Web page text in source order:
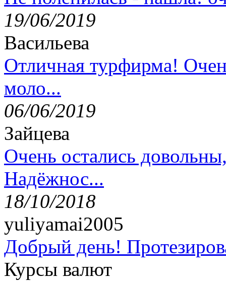
19/06/2019
Васильева
Отличная турфирма!
моло...
06/06/2019
Зайцева
Очень остались
Надёжнос...
18/10/2018
yuliyamai2005
Добрый день!
Курсы валют